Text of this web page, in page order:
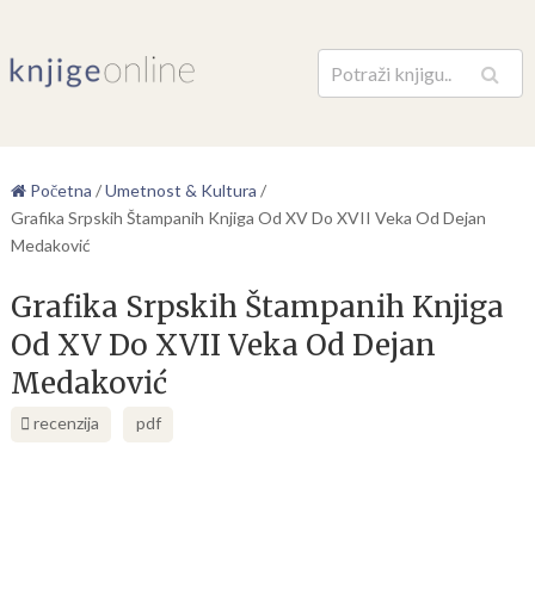
Pretraga
Početna /Umetnost & Kultura /
Grafika Srpskih Štampanih Knjiga Od XV Do XVII Veka Od Dejan
Medaković
Grafika Srpskih Štampanih Knjiga
Od XV Do XVII Veka Od Dejan
Medaković
recenzija pdf